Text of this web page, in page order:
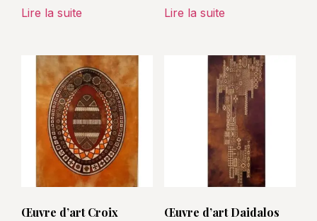
Lire la suite Lire la suite
Œuvre d’art Croix
Œuvre d’art Daidalos